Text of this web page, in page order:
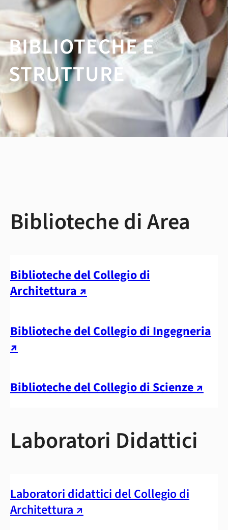
BIBLIOTECHE E
STRUTTURE
Biblioteche di Area
Biblioteche del Collegio di
Architettura ↗
Biblioteche del Collegio di Ingegneria
↗
Biblioteche del Collegio di Scienze ↗
Laboratori Didattici
Laboratori didattici del Collegio di
Architettura ↗